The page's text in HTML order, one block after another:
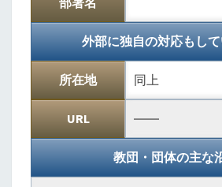
外部に独自の対応もし
所在地 同上
URL ――
教団・団体の主な